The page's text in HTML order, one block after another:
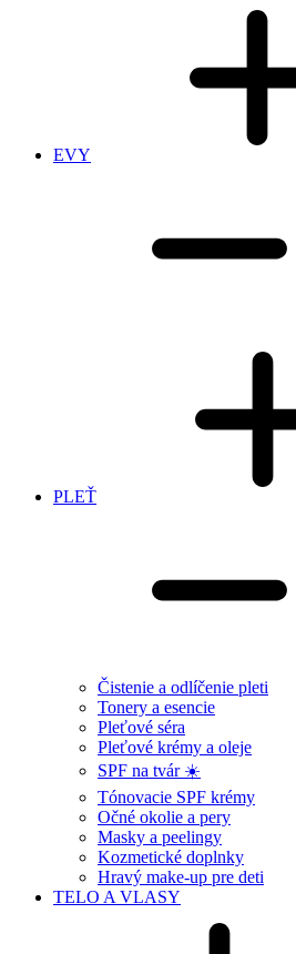
EVY
PLEŤ
Čistenie a odlíčenie pleti
Tonery a esencie
Pleťové séra
Pleťové krémy a oleje
SPF na tvár ☀️
Tónovacie SPF krémy
Očné okolie a pery
Masky a peelingy
Kozmetické doplnky
Hravý make-up pre deti
TELO A VLASY